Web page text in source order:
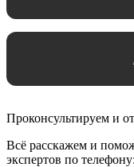
Проконсультируем и
Всё расскажем и
экспертов по телефону: